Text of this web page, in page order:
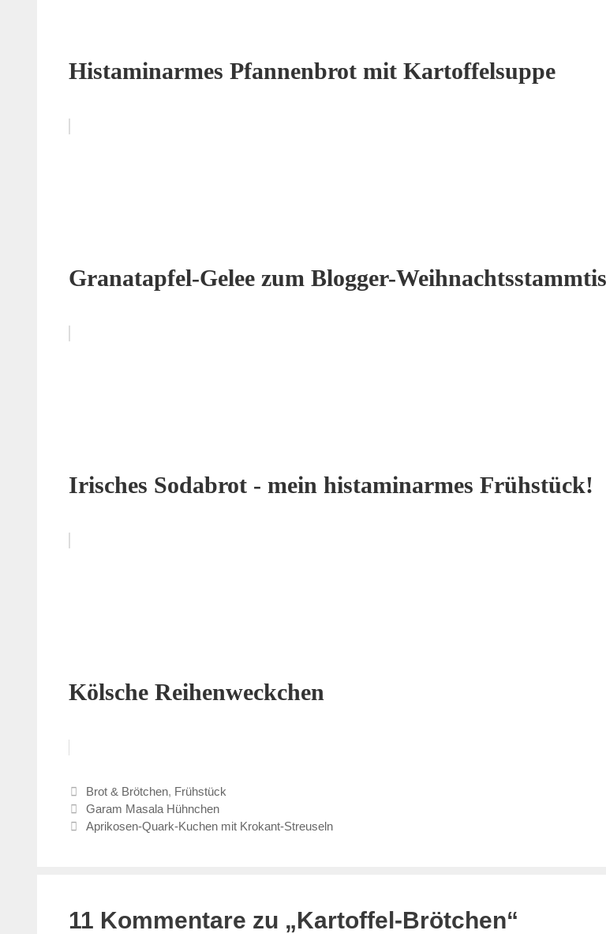
Histaminarmes Pfannenbrot mit Kartoffelsuppe
Granatapfel-Gelee zum Blogger-
Irisches Sodabrot - mein histaminarmes Frühstück!
Kölsche Reihenweckchen
Kategorien
Brot & Brötchen, Frühstück
Garam Masala Hühnchen
Aprikosen-Quark-Kuchen mit Krokant-Streuseln
11 Kommentare zu „Kartoffel-Brötchen“